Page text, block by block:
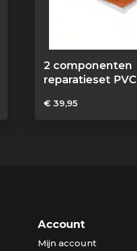
2 componenten
reparatieset PVC
€ 39,95
Account
Mijn account